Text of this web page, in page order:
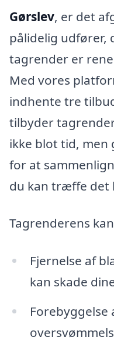
Gørslev, er det
pålidelig udfører,
tagrender er
Med vores
indhente tre
tilbyder
ikke blot tid, men
for at
du kan træffe det
Tagrenderens
Fjernelse af
kan skade